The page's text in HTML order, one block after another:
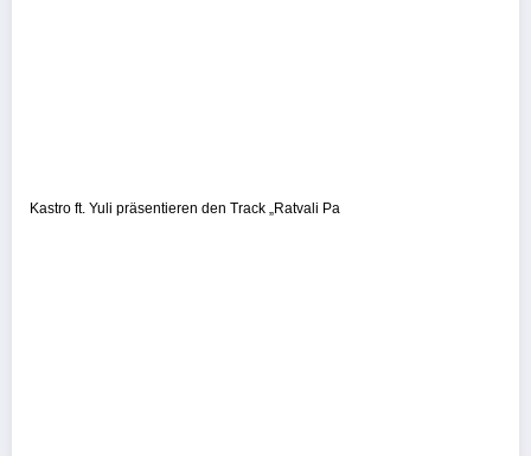
Kastro ft. Yuli präsentieren den Track „Ratvali Pa